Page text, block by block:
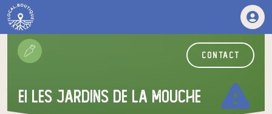
contact
EI Les Jardins de la Mouche warning